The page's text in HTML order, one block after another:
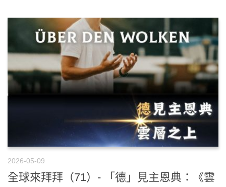
2026-05-09
全球來拜拜（71）- 「德」見主恩典：《雲